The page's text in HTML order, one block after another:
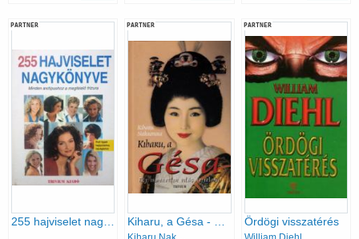
PARTNER PARTNER PARTNER
Ördögi visszatérés